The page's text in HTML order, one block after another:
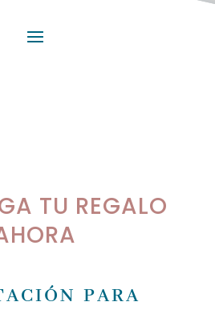
TU REGALO
para